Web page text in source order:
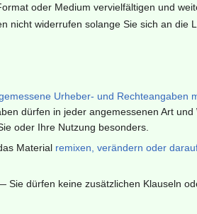
oder Medium vervielfältigen und
nicht widerrufen solange Sie sich an die
Urheber- und Rechteangaben
dürfen in jeder angemessenen Art
oder Ihre Nutzung besonders.
Material remixen, verändern oder
Sie dürfen keine zusätzlichen Klauseln